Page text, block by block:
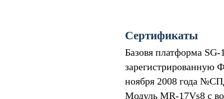
Сертификаты
Базовя платформа
зарегистрированную
ноября 2008 года
Модуль MR-17Vs8 с